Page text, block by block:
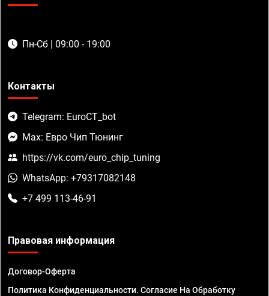
Пн-Сб | 09:00 - 19:00
Контакты
Telegram: EuroCT_bot
Max: Евро Чип Тюнинг
https://vk.com/euro_chip_tuning
WhatsApp: +79317082148
+7 499 113-46-91
Правовая информация
Договор-Оферта
Политика Конфиденциальности. Согласие На Обработку